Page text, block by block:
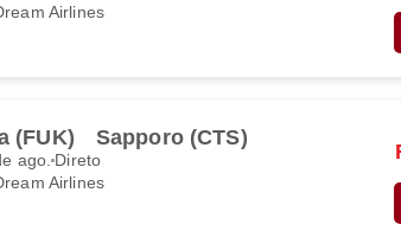
Airlines
(FUK) Sapporo (CTS)
ago. Direto
Airlines